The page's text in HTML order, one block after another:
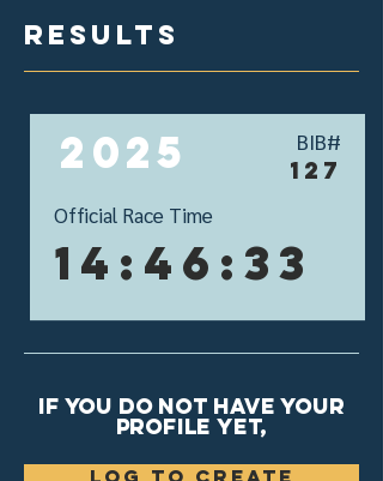
results
2025 BIB#
127
Official Race Time
14:46:33
If you do not have your
profile yet,
Log to Create